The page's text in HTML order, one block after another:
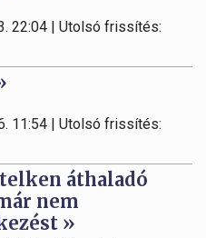
22:04 | Utolsó frissítés:
11:54 | Utolsó frissítés:
áthaladó
nem
»